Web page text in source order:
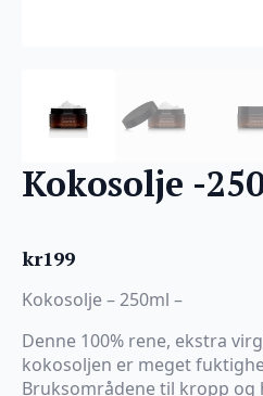
Kokosolje -
kr199
Kokosolje – 250ml –
Denne 100% rene, ekstra
kokosoljen er meget
Bruksområdene til kropp og